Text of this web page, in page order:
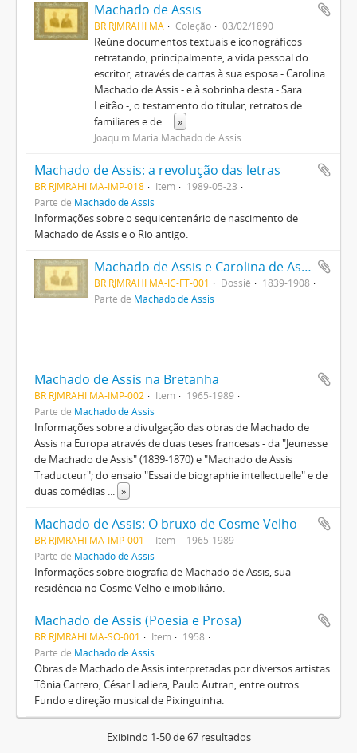
Machado de Assis
BR RJMRAHI MA Coleção 03/02/1890
Reúne documentos textuais e iconográficos
retratando, principalmente, a vida pessoal do
escritor, através de cartas à sua esposa - Carolina
Machado de Assis - e à sobrinha desta - Sara
Leitão -, o testamento do titular, retratos de
familiares e de ... »
Joaquim Maria Machado de Assis
Machado de Assis: a revolução das letras
BR RJMRAHI MA-IMP-018 Item
1989-05-23
Parte de Machado de Assis
Informações sobre o sequicentenário de nascimento de
Machado de Assis e o Rio antigo.
Machado de Assis e Carolina de Assis, ambos com meio corpo
BR RJMRAHI MA-IC-FT-001 Dossiê
1839-1908
Parte de Machado de Assis
Machado de Assis na Bretanha
BR RJMRAHI MA-IMP-002 Item
1965-1989
Parte de Machado de Assis
Informações sobre a divulgação das obras de Machado de
Assis na Europa através de duas teses francesas - da "Jeunesse
de Machado de Assis" (1839-1870) e "Machado de Assis
Traducteur"; do ensaio "Essai de biographie intellectuelle" e de
duas comédias ... »
Machado de Assis: O bruxo de Cosme Velho
BR RJMRAHI MA-IMP-001 Item
1965-1989
Parte de Machado de Assis
Informações sobre biografia de Machado de Assis, sua
residência no Cosme Velho e imobiliário.
Machado de Assis (Poesia e Prosa)
BR RJMRAHI MA-SO-001 Item
1958
Parte de Machado de Assis
Obras de Machado de Assis interpretadas por diversos artistas:
Tônia Carrero, César Ladiera, Paulo Autran, entre outros.
Fundo e direção musical de Pixinguinha.
Exibindo 1-50 de 67 resultados